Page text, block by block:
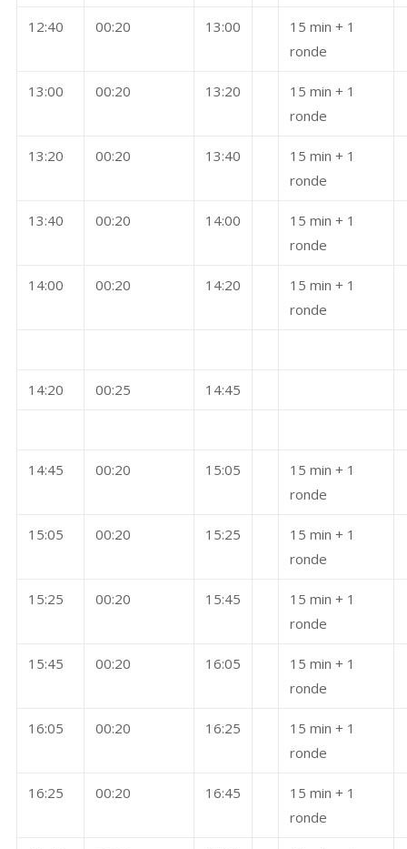
12:40 00:20 13:00
15 min + 1
ronde
13:00 00:20 13:20
15 min + 1
ronde
13:20 00:20 13:40
15 min + 1
ronde
13:40 00:20 14:00
15 min + 1
ronde
14:00 00:20 14:20
15 min + 1
ronde
14:20 00:25 14:45
14:45 00:20 15:05
15 min + 1
ronde
15:05 00:20 15:25
15 min + 1
ronde
15:25 00:20 15:45
15 min + 1
ronde
15:45 00:20 16:05
15 min + 1
ronde
16:05 00:20 16:25
15 min + 1
ronde
16:25 00:20 16:45
15 min + 1
ronde